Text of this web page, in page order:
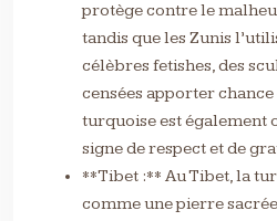
protège contre le
tandis que les Zunis
célèbres fetishes, des
censées apporter
turquoise est également
signe de respect et de
**Tibet :** Au Tibet, la
comme une pierre